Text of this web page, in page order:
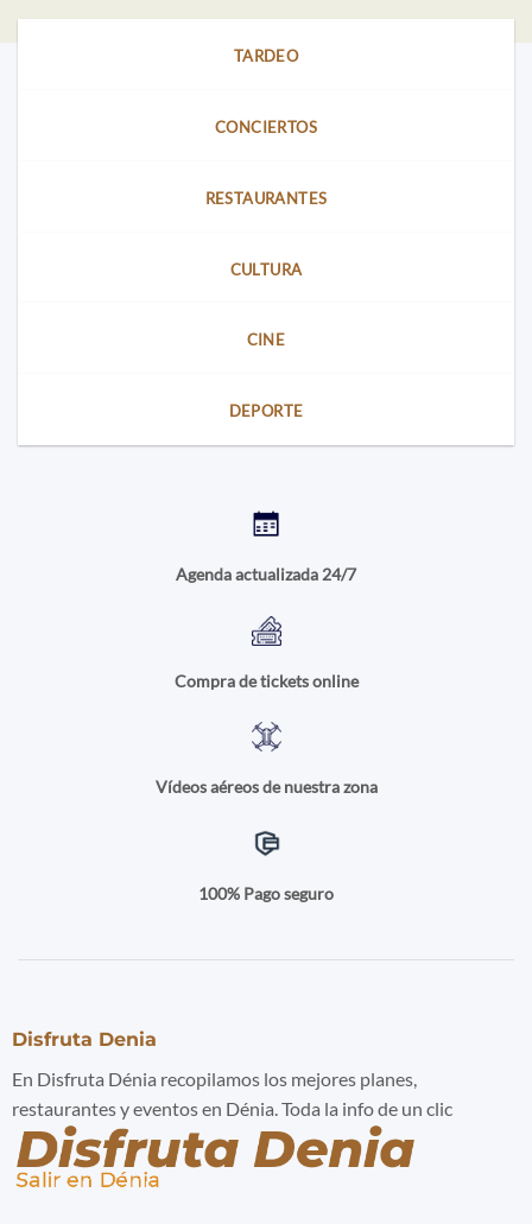
TARDEO
CONCIERTOS
RESTAURANTES
CULTURA
CINE
DEPORTE
Agenda actualizada 24/7
Compra de tickets online
Vídeos aéreos de nuestra zona
100% Pago seguro
Disfruta Denia
En Disfruta Dénia recopilamos los mejores planes,
restaurantes y eventos en Dénia. Toda la info de un clic